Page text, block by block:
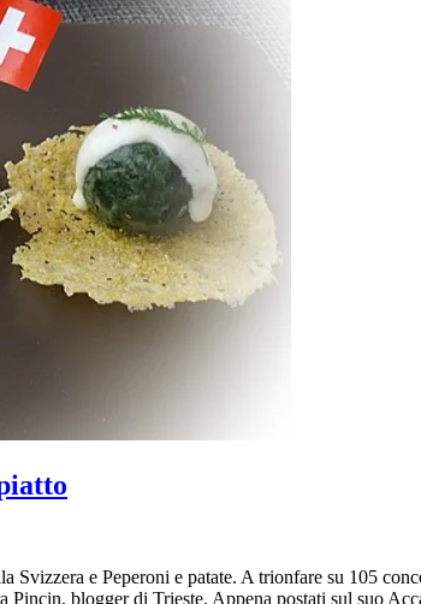
e Peperoni e patate. A trionfare su 105
blogger di Trieste. Appena postati sul suo